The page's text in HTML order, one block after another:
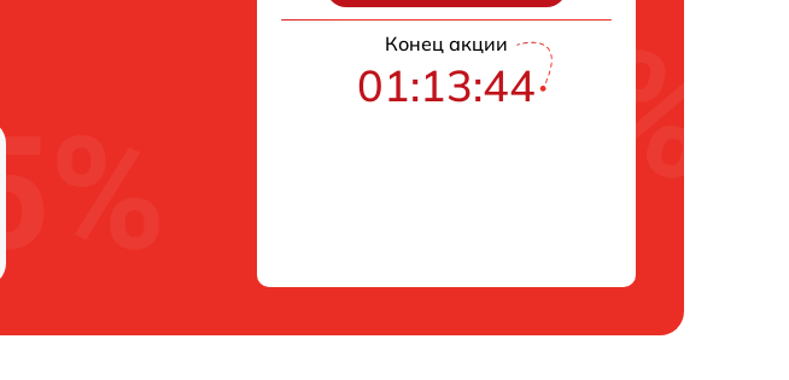
Конец акции
01:13:42